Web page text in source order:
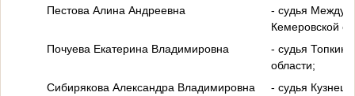
Пестова Алина Андреевна
- судья
Кемеровской
Почуева Екатерина Владимировна
- судья
области;
Сибирякова Александра Владимировна
- судья